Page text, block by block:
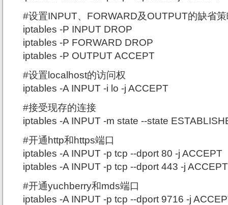
#设置INPUT、FORWARD及OUTPUT的缺省
iptables -P INPUT DROP
iptables -P FORWARD DROP
iptables -P OUTPUT ACCEPT
#设置localhost的访问权
iptables -A INPUT -i lo -j ACCEPT
#接受现存的连接
iptables -A INPUT -m state --state
#开通http和https端口
iptables -A INPUT -p tcp --dport 80 -j ACCEPT
iptables -A INPUT -p tcp --dport 443 -j ACCEPT
#开通yuchberry和mds端口
iptables -A INPUT -p tcp --dport 9716 -j